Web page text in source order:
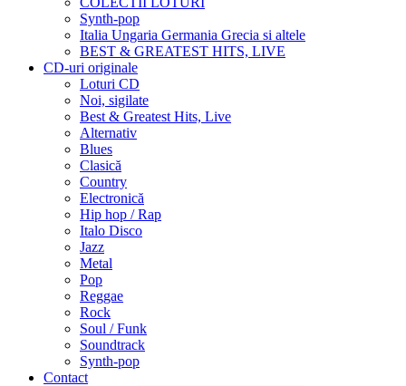
Synth-pop
Italia Ungaria Germania Grecia si altele
BEST & GREATEST HITS, LIVE
CD-uri originale
Loturi CD
Noi, sigilate
Best & Greatest Hits, Live
Alternativ
Blues
Clasică
Country
Electronică
Hip hop / Rap
Italo Disco
Jazz
Metal
Pop
Reggae
Rock
Soul / Funk
Soundtrack
Synth-pop
Contact